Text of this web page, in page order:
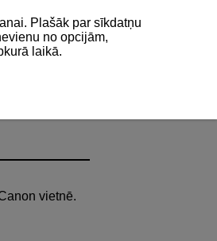
vietnē.
Plašāk par sīkdatņu
no opcijām,
laikā.